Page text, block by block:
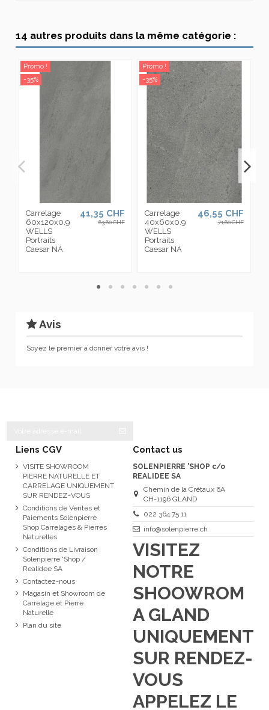
14 autres produits dans la même catégorie :
Promo !
-35%
Carrelage
60x120x0.9
WELLS
Portraits
Caesar NA
41,35 CHF
63,60 CHF
Promo !
-35%
Carrelage
40x60x0.9
WELLS
Portraits
Caesar NA
46,55 CHF
71,60 CHF
Avis
Soyez le premier à donner votre avis !
Liens CGV
VISITE SHOWROOM
PIERRE NATURELLE ET
CARRELAGE UNIQUEMENT
SUR RENDEZ-VOUS
Conditions de Ventes et
Paiements Solenpierre
Shop Carrelages & Pierres
Naturelles
Conditions de Livraison
Solenpierre 'Shop /
Realidee SA
Contactez-nous
Magasin et Showroom de
Carrelage et Pierre
Naturelle
Plan du site
Contact us
SOLENPIERRE 'SHOP c/o
REALIDEE SA
Chemin de la Crétaux 6A
CH-1196 GLAND
022 364 75 11
info@solenpierre.ch
VISITEZ
NOTRE
SHOOWROM
A GLAND
UNIQUEMENT
SUR RENDEZ-
VOUS
APPELEZ LE